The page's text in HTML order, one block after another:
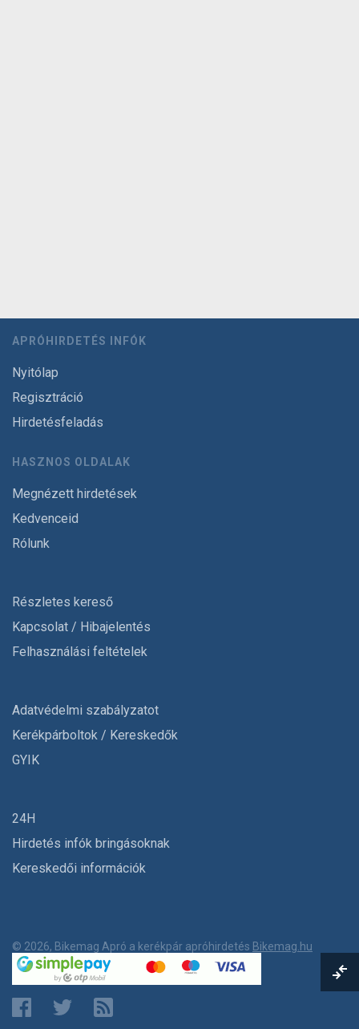
APRÓHIRDETÉS INFÓK
Nyitólap
Regisztráció
Hirdetésfeladás
HASZNOS OLDALAK
Megnézett hirdetések
Kedvenceid
Rólunk
Részletes kereső
Kapcsolat / Hibajelentés
Felhasználási feltételek
Adatvédelmi szabályzatot
Kerékpárboltok / Kereskedők
GYIK
24H
Hirdetés infók bringásoknak
Kereskedői információk
© 2026, Bikemag Apró a kerékpár apróhirdetés Bikemag.hu